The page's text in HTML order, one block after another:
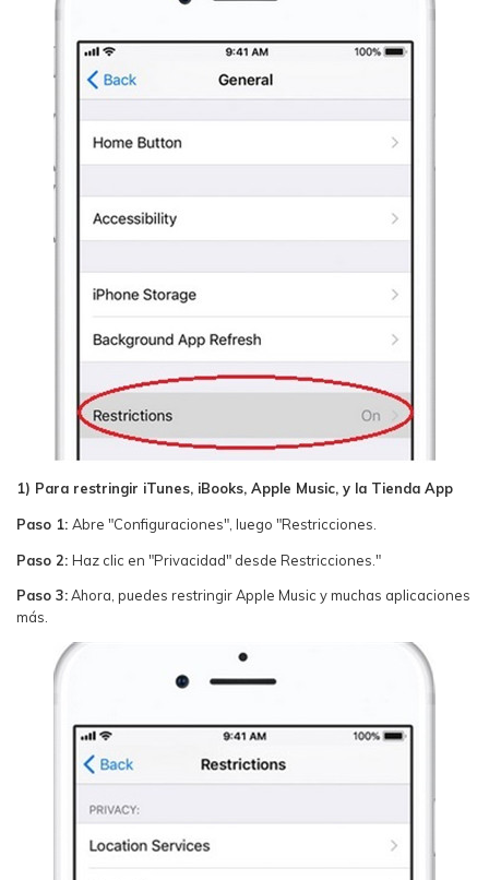
1) Para restringir iTunes, iBooks, Apple Music, y la Tienda App
Paso 1: Abre "Configuraciones", luego "Restricciones.
Paso 2: Haz clic en "Privacidad" desde Restricciones."
Paso 3:Ahora, puedes restringir Apple Music y muchas aplicaciones
más.